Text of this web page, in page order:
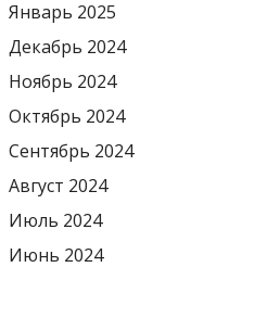
Январь 2025
Декабрь 2024
Ноябрь 2024
Октябрь 2024
Сентябрь 2024
Август 2024
Июль 2024
Июнь 2024